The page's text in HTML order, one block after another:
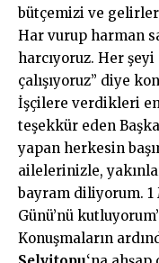
bütçemizi ve
Har vurup harman
harcıyoruz. Her
çalışıyoruz” diye
İşçilere verdikleri
teşekkür eden
yapan herkesin
ailelerinizle,
bayram diliyorum. 1
Günü’nü
Konuşmaların